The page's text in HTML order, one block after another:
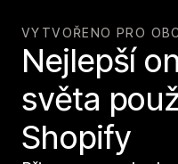
VYTVOŘENO PRO
Nejlepší
světa
Shopify